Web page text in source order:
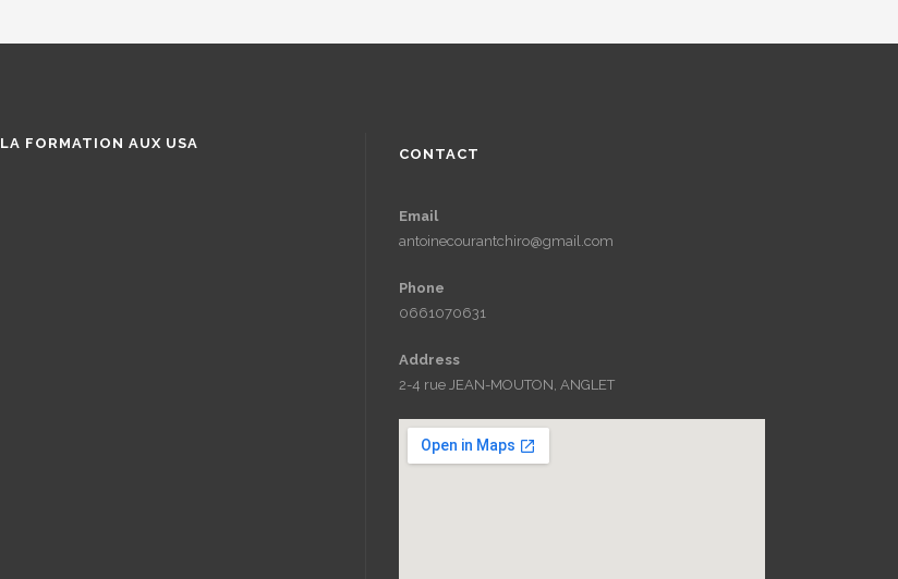
LA FORMATION AUX USA
CONTACT
Email
antoinecourantchiro@gmail.com
Phone
0661070631
Address
2-4 rue JEAN-MOUTON, ANGLET